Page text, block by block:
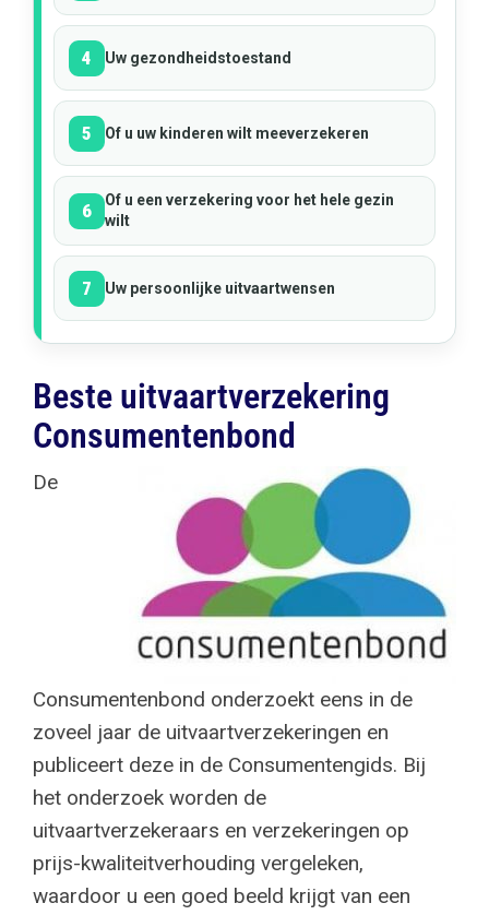
4 Uw gezondheidstoestand
5 Of u uw kinderen wilt meeverzekeren
6
Of u een verzekering voor het hele gezin
wilt
7 Uw persoonlijke uitvaartwensen
Beste uitvaartverzekering
Consumentenbond
De
Consumentenbond onderzoekt eens in de
zoveel jaar de uitvaartverzekeringen en
publiceert deze in de Consumentengids. Bij
het onderzoek worden de
uitvaartverzekeraars en verzekeringen op
prijs-kwaliteitverhouding vergeleken,
waardoor u een goed beeld krijgt van een